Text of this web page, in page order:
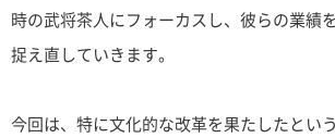
時の武将茶人にフォーカスし、彼らの業績
捉え直していきます。
今回は、特に文化的な改革を果たしたとい